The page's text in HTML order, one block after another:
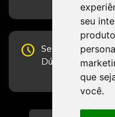
seu
que
você.
schedule Segunda-feira a
Dúvidas e